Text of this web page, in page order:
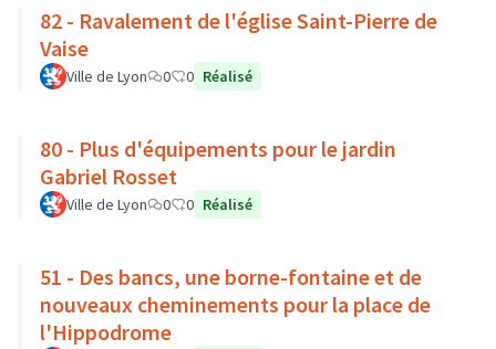
82 - Ravalement de l'église Saint-Pierre de
Vaise
Ville de Lyon 0 0 Réalisé
80 - Plus d'équipements pour le jardin
Gabriel Rosset
Ville de Lyon 0 0 Réalisé
51 - Des bancs, une borne-fontaine et de
nouveaux cheminements pour la place de
l'Hippodrome